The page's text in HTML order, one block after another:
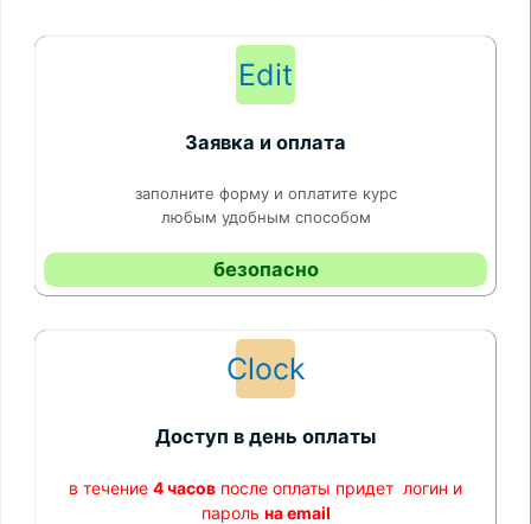
Edit
Заявка и оплата
заполните форму и оплатите курс
любым удобным способом
безопасно
Clock
Доступ в день оплаты
в течение 4 часов после оплаты придет логин и
пароль на email